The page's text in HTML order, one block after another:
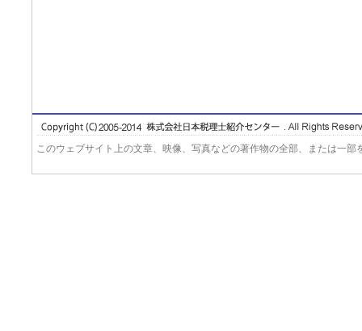
このウェブサイト上の文章、映像、写真などの著作物の全部、または一